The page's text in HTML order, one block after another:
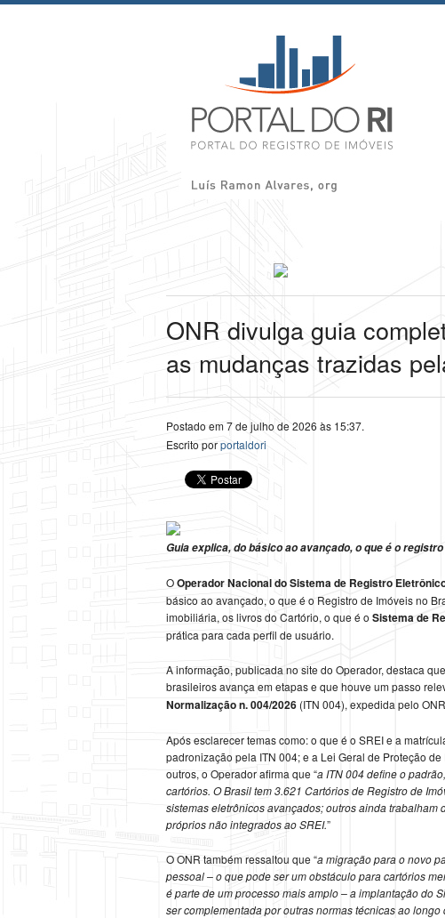
ONR divulga guia
as mudanças trazidas
Postado em 7 de julho de 2026 às 15:37.
Escrito porportaldori
Guia explica, do básico ao avançado, o que é o
OOperador Nacional do Sistema de Registro
básico ao avançado, o que é o Registro de Imóveis no
imobiliária, os livros do Cartório, o que é o Sistema de
prática para cada perfil de usuário.
A informação, publicada no site do Operador, destaca
brasileiros avança em etapas e que houve um passo
Normalização n. 004/2026 (ITN 004), expedida pelo
Após esclarecer temas como: o que é o SREI e a
padronização pela ITN 004; e a Lei Geral de Proteção
outros, o Operador afirma que “a ITN 004 define o
cartórios. O Brasil tem 3.621 Cartórios de Registro de
sistemas eletrônicos avançados; outros ainda
próprios não integrados ao SREI.”
O ONR também ressaltou que “a migração para o novo
pessoal – o que pode ser um obstáculo para cartórios
é parte de um processo mais amplo – a implantação do
ser complementada por outras normas técnicas ao longo